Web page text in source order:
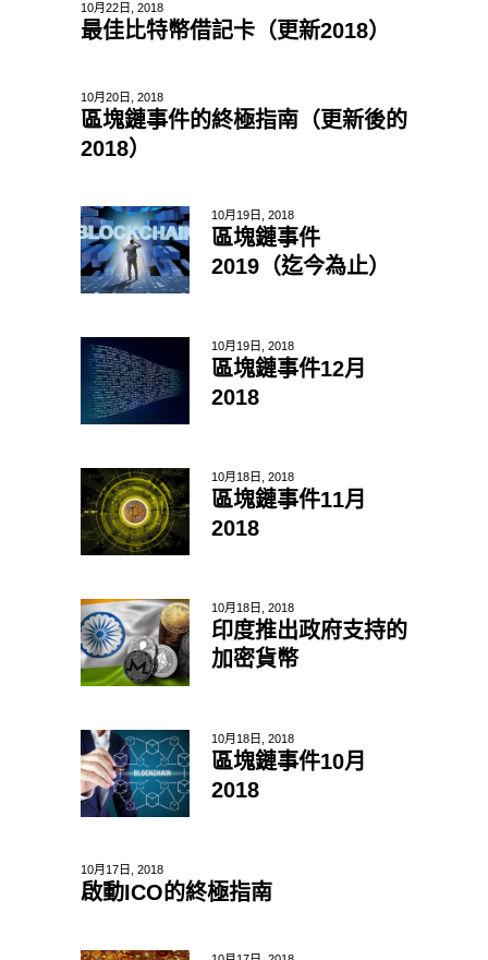
10月22日, 2018
最佳比特幣借記卡（更新2018）
10月20日, 2018
區塊鏈事件的終極指南（更新後的
2018）
10月19日, 2018
區塊鏈事件
2019（迄今為止）
10月19日, 2018
區塊鏈事件12月
2018
10月18日, 2018
區塊鏈事件11月
2018
10月18日, 2018
印度推出政府支持的
加密貨幣
10月18日, 2018
區塊鏈事件10月
2018
10月17日, 2018
啟動ICO的終極指南